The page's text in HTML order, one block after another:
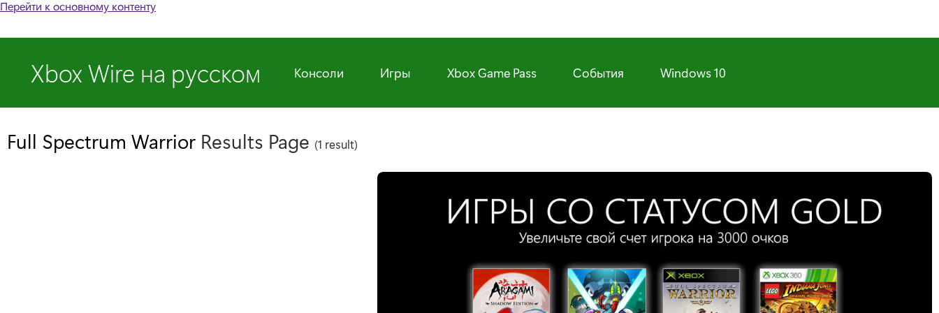
Перейти к основному контенту
Xbox Wire на русском Консоли Игры Xbox Game Pass События Windows 10
Full Spectrum Warrior Results Page (1 result)